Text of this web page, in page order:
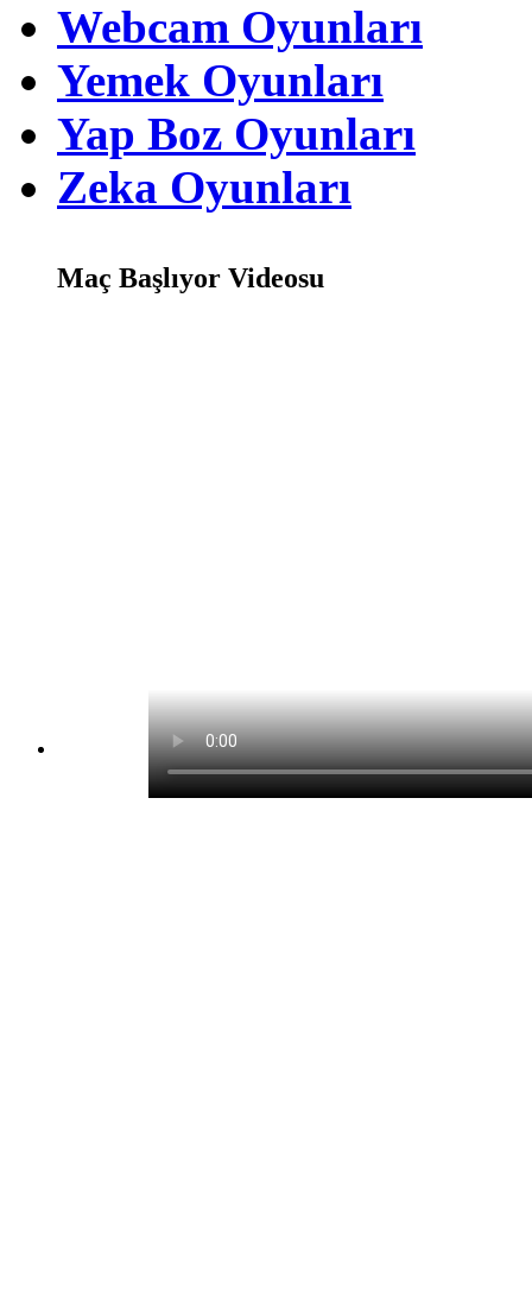
Webcam Oyunları
Yemek Oyunları
Yap Boz Oyunları
Zeka Oyunları
Maç Başlıyor Videosu
Maç Başlıyor Oyunu